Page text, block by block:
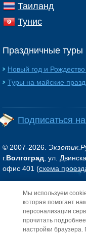
Таиланд
Тунис
Праздничные туры
Новый год и
Туры на майские
Подписаться
© 2007-2026.
г.Волгоград , ул.
офис 401 (схема
Обращаем ваше внимание
информационный
офертой, определяемой
Мы используем
которая помогает
персонализации
прочитать
настройки